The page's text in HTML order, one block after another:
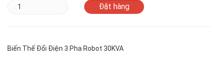
Biến Thế Đổi Điện 3 Pha Robot 30KVA